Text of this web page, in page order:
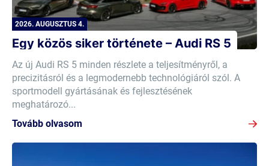
2026. AUGUSZTUS 4.
Egy közös siker története – Audi RS 5
Az új Audi RS 5 minden részlete a teljesítményről, a
precizitásról és a legmodernebb technológiáról szól. A
sportmodell gyártásának és fejlesztésének
meghatározó...
Tovább olvasom